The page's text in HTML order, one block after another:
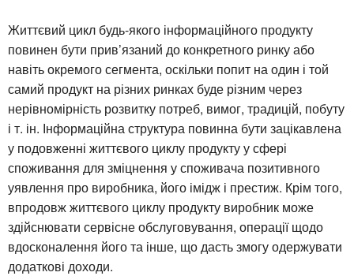
Життєвий цикл будь-якого інформаційного продукту
повинен бути прив’язаний до конкретного ринку або
навіть окремого сегмента, оскільки попит на один і той
самий продукт на різних ринках буде різним через
нерівномірність розвитку потреб, вимог, традицій, побуту
і т. ін. Інформаційна структура повинна бути зацікавлена
у подовженні життєвого циклу продукту у сфері
споживання для зміцнення у споживача позитивного
уявлення про виробника, його імідж і престиж. Крім того,
впродовж життєвого циклу продукту виробник може
здійснювати сервісне обслуговування, операції щодо
вдосконалення його та інше, що дасть змогу одержувати
додаткові доходи.